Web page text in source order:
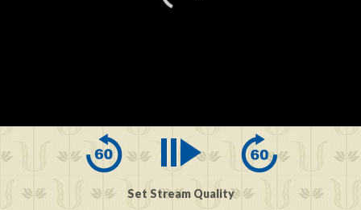
of
Set Stream Quality